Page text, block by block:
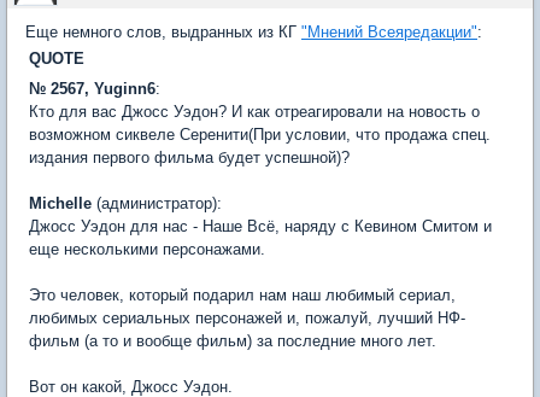
Еще немного слов, выдранных из КГ "Мнений Всеяредакции":
QUOTE
№ 2567, Yuginn6:
Кто для вас Джосс Уэдон? И как отреагировали на новость о
возможном сиквеле Серенити(При условии, что продажа спец.
издания первого фильма будет успешной)?
Michelle (администратор):
Джосс Уэдон для нас - Наше Всё, наряду с Кевином Смитом и
еще несколькими персонажами.
Это человек, который подарил нам наш любимый сериал,
любимых сериальных персонажей и, пожалуй, лучший НФ-
фильм (а то и вообще фильм) за последние много лет.
Вот он какой, Джосс Уэдон.